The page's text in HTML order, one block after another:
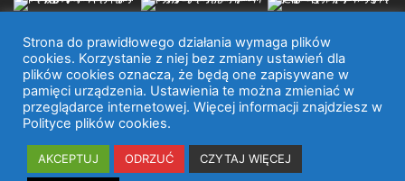
WYDAWNICTWO DANGO 2026 © WSZYSTKIE PRAWA
ZASTRZEŻONE.
Facebook Instagram
TikTok
Strona do prawidłowego działania wymaga plików
cookies. Korzystanie z niej bez zmiany ustawień dla
plików cookies oznacza, że będą one zapisywane w
pamięci urządzenia. Ustawienia te można zmieniać w
przeglądarce internetowej. Więcej informacji znajdziesz w
Polityce plików cookies.
AKCEPTUJ ODRZUĆ CZYTAJ WIĘCEJ